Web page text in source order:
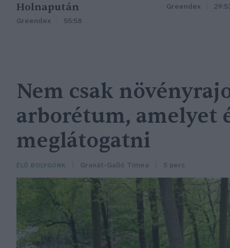
Holnapután
Greendex 55:58
Greendex
Nem csak
arborétum, amelyet
meglátogatni
ÉLŐ BOLYGÓNK Granát-Galló Tímea 5 perc